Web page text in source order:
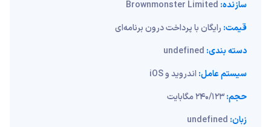
سازنده:
قیمت: رایگان با پرداخت درون برنامه‌ای
دسته بندی:
سیستم عامل: اندروید و iOS
حجم:
زبان: